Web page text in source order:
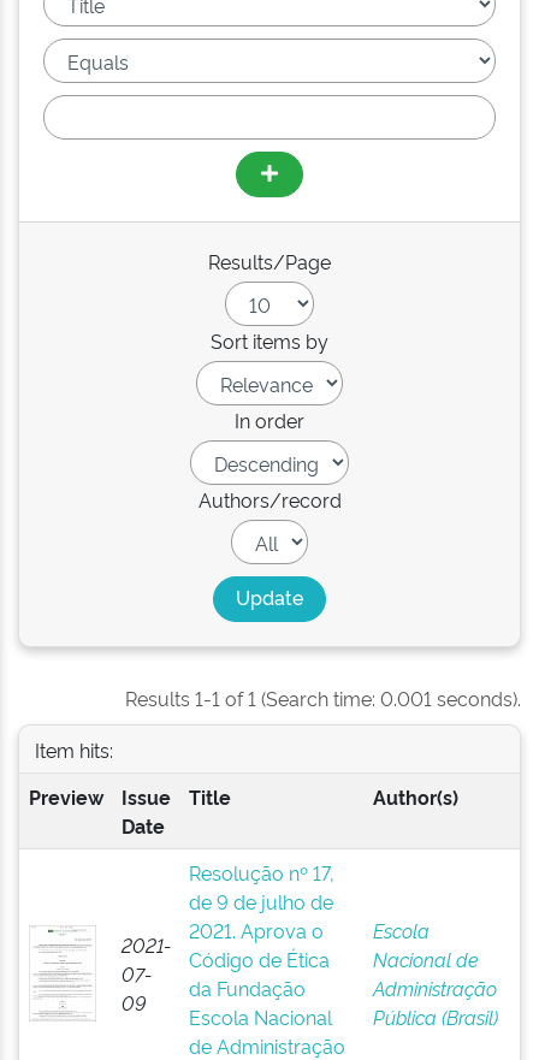
Results/Page
Sort items by
In order
Authors/record
Results 1-1 of 1 (Search time: 0.001 seconds).
Item hits:
Preview
Issue
Date
Title Author(s)
2021-
07-
09
Resolução nº 17,
de 9 de julho de
2021. Aprova o
Código de Ética
da Fundação
Escola Nacional
de Administração
Escola
Nacional de
Administração
Pública (Brasil)